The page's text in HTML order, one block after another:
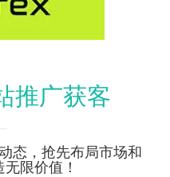
推广获客
态，抢先布局市场和
限价值！